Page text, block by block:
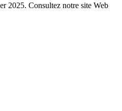
2025. Consultez notre site Web